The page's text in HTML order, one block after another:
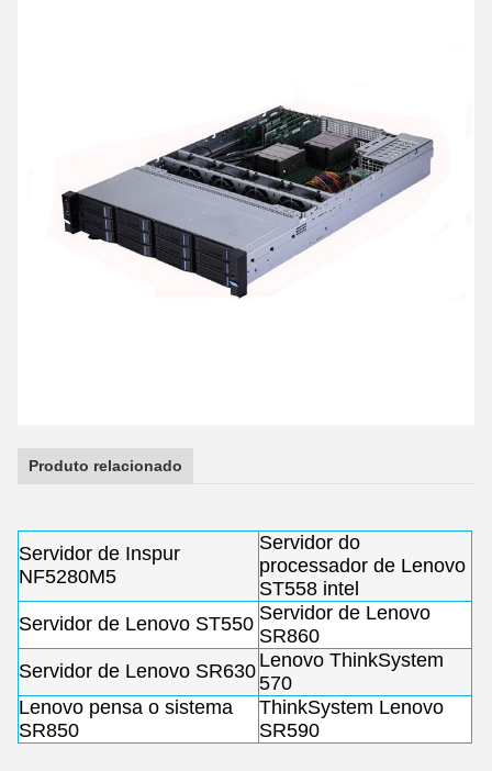
Produto relacionado
Servidor de Inspur
NF5280M5
Servidor do
processador de Lenovo
ST558 intel
Servidor de Lenovo ST550 Servidor de Lenovo
SR860
Servidor de Lenovo SR630 Lenovo ThinkSystem
570
Lenovo pensa o sistema
SR850
ThinkSystem Lenovo
SR590